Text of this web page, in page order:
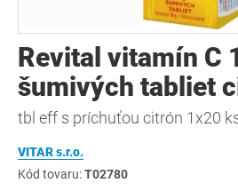
Revital vitamín C
šumivých tabliet
tbl eff s príchuťou citrón 1x20
VITAR s.r.o.
Kód tovaru:T02780